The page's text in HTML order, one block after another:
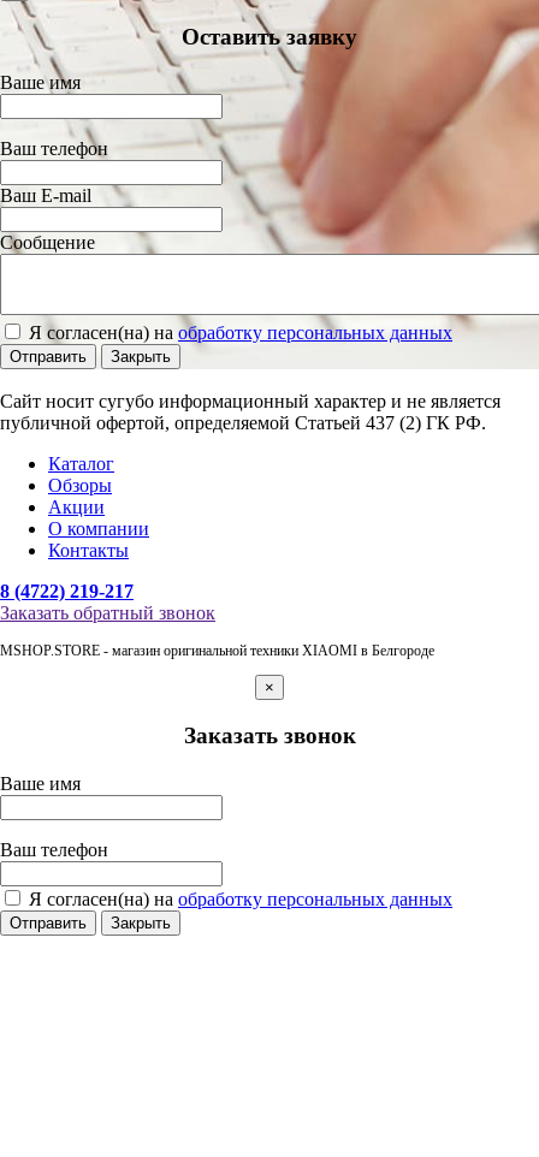
Оставить заявку
Ваше имя
Ваш телефон
Ваш E-mail
Сообщение
Я согласен(на) на обработку персональных данных
Отправить Закрыть
Сайт носит сугубо информационный характер и не является
публичной офертой, определяемой Статьей 437 (2) ГК РФ.
Каталог
Обзоры
Акции
О компании
Контакты
8 (4722) 219-217
Заказать обратный звонок
MSHOP.STORE - магазин оригинальной техники XIAOMI в Белгороде
×
Заказать звонок
Ваше имя
Ваш телефон
Я согласен(на) на обработку персональных данных
Отправить Закрыть